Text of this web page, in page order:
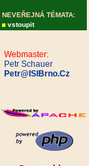
NEVEŘEJNÁ TÉMATA:
vstoupit
Webmaster:
Petr Schauer
Petr@ISIBrno.Cz